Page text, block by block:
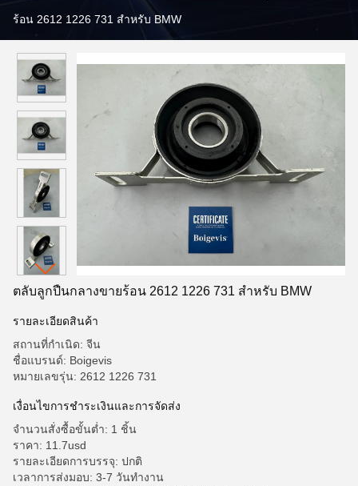
ร้อน 2612 1226 731 สำหรับ BMW
ตลับลูกปืนกลางขายร้อน 2612 1226 731 สำหรับ BMW
รายละเอียดสินค้า
สถานที่กำเนิด: จีน
ชื่อแบรนด์: Boigevis
หมายเลขรุ่น: 2612 1226 731
เงื่อนไขการชำระเงินและการจัดส่ง
จำนวนสั่งซื้อขั้นต่ำ: 1 ชิ้น
ราคา: 11.7usd
รายละเอียดการบรรจุ: ปกติ
เวลาการส่งมอบ: 3-7 วันทำงาน